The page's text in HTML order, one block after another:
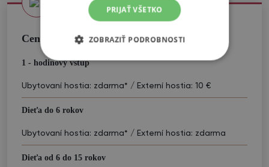
Cenník vstupov do wellness
1 - hodinový vstup
Ubytovaní hostia: zdarma* / Externí hostia: 10 €
Dieťa do 6 rokov
Ubytovaní hostia: zdarma* / Externí hostia: zdarma
Dieťa od 6 do 15 rokov
PRIJAŤ VŠETKO
ZOBRAZIŤ PODROBNOSTI